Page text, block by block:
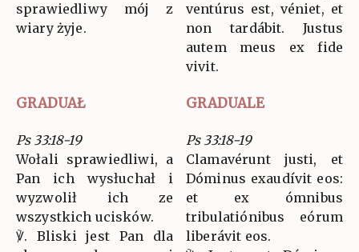
sprawiedliwy mój z
wiary żyje.
ventúrus est, véniet, et
non tardábit. Justus
autem meus ex fide
vivit.
GRADUAŁ GRADUALE
Ps 33:18-19
Wołali sprawiedliwi, a
Pan ich wysłuchał i
wyzwolił ich ze
wszystkich ucisków.
℣. Bliski jest Pan dla
Ps 33:18-19
Clamavérunt justi, et
Dóminus exaudívit eos:
et ex ómnibus
tribulatiónibus eórum
liberávit eos.